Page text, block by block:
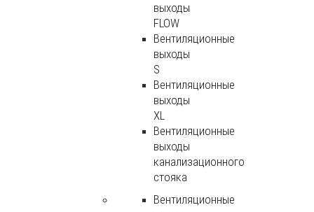
выходы
FLOW
Вентиляционные
выходы
S
Вентиляционные
выходы
XL
Вентиляционные
выходы
канализационного
стояка
Вентиляционные